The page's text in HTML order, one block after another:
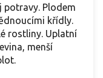
potravy. Plodem
křídly.
rostliny. Uplatní
menší